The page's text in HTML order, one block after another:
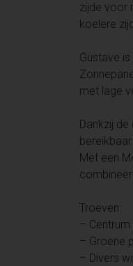
zijde voor
koelere
Gustave
met lage
Dankzij
Met een
Troeven:
– Centrum
– Groene
– Divers